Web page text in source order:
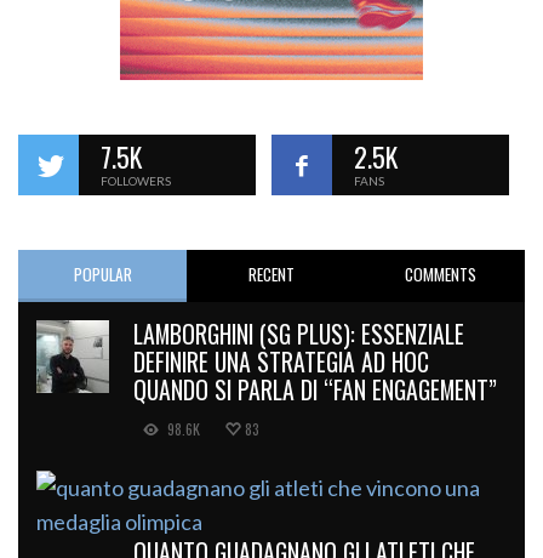
7.5K
FOLLOWERS
2.5K
FANS
POPULAR RECENT COMMENTS
LAMBORGHINI (SG PLUS): ESSENZIALE
DEFINIRE UNA STRATEGIA AD HOC
QUANDO SI PARLA DI “FAN ENGAGEMENT”
98.6K 83